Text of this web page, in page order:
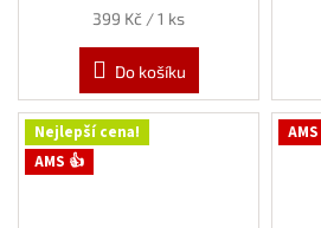
Měrná
399 Kč / 1 ks
Do košíku
Nejlepší cena!
AMS 👍